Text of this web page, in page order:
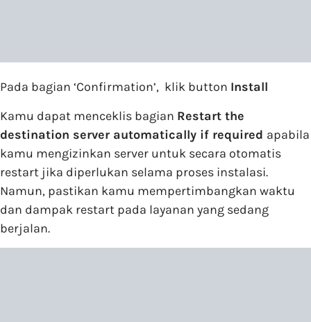
Pada bagian ‘Confirmation’, klik button Install
Kamu dapat menceklis bagian Restart the
destination server automatically if required apabila
kamu mengizinkan server untuk secara otomatis
restart jika diperlukan selama proses instalasi.
Namun, pastikan kamu mempertimbangkan waktu
dan dampak restart pada layanan yang sedang
berjalan.